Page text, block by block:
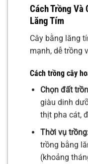
Cách Trồng Và
Lăng Tím
Cây bằng lăng
mạnh, dễ trồng
Cách trồng cây
Chọn đất
giàu dinh
thịt pha cát,
Thời vụ
trồng bằng
(khoảng